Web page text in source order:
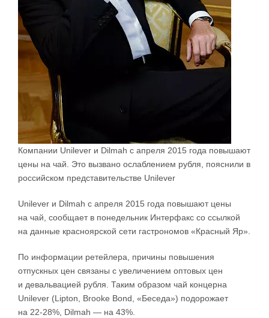
Компании Unilever и Dilmah с апреля 2015 года повышают
цены на чай. Это вызвано ослаблением рубля, пояснили в
российском представительстве Unilever
Unilever и Dilmah с апреля 2015 года повышают цены
на чай, сообщает в понедельник Интерфакс со ссылкой
на данные красноярской сети гастрономов «Красный Яр».
По информации ретейлера, причины повышения
отпускных цен связаны с увеличением оптовых цен
и девальвацией рубля. Таким образом чай концерна
Unilever (Lipton, Brooke Bond, «Беседа») подорожает
на 22-28%, Dilmah — на 43%.